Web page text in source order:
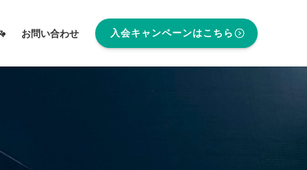
お問い合わせ 入会キャンペーンはこちら